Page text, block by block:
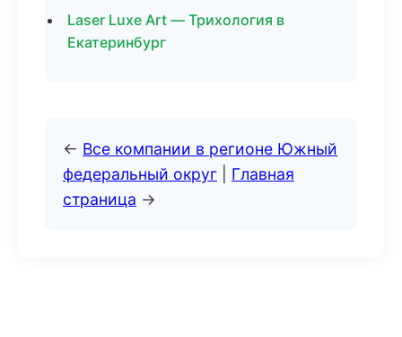
Laser Luxe Art — Трихология в
Екатеринбург
← Все компании в регионе Южный
федеральный округ
Главная
страница →